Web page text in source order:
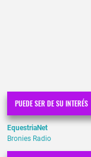
PUEDE SER DE SU INTERÉS
EquestriaNet
Bronies Radio